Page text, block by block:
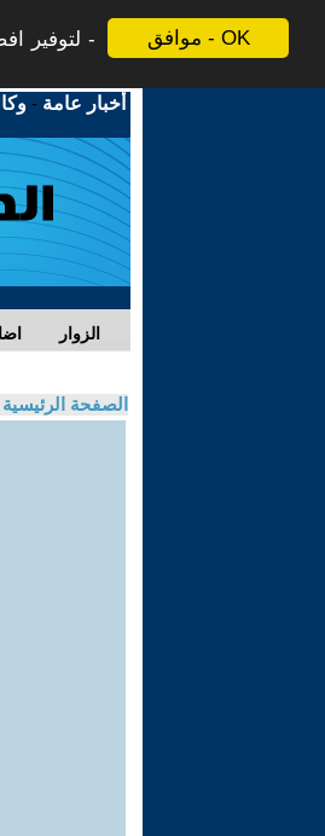
موافق - OK
لتوفير
أخبار عامة -
الزوار
الصفحة الرئيسية